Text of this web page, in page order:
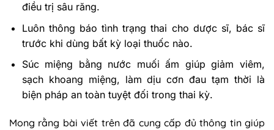
điều trị sâu răng.
Luôn thông báo tình trạng thai cho dược sĩ, bác sĩ
trước khi dùng bất kỳ loại thuốc nào.
Súc miệng bằng nước muối ấm giúp giảm viêm,
sạch khoang miệng, làm dịu cơn đau tạm thời là
biện pháp an toàn tuyệt đối trong thai kỳ.
Mong rằng bài viết trên đã cung cấp đủ thông tin giúp